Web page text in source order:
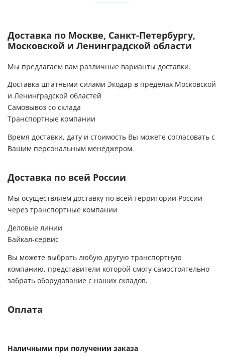
Доставка по Москве, Санкт-Петербургу,
Московской и Ленинградской области
Мы предлагаем вам различные варианты доставки.
Доставка штатными силами Экодар в пределах Московской
и Ленинградской областей
Самовывоз со склада
Транспортные компании
Время доставки, дату и стоимость Вы можете согласовать с
Вашим персональным менеджером.
Доставка по всей России
Мы осуществляем доставку по всей территории России
через транспортные компании
Деловые линии
Байкал-сервис
Вы можете выбрать любую другую транспортную
компанию, представители которой смогу самостоятельно
забрать оборудование с наших складов.
Оплата
Наличными при получении заказа